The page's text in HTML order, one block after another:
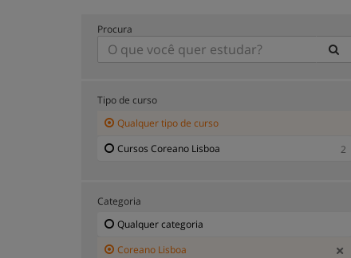
Procura
Tipo de curso
Qualquer tipo de curso
Cursos Coreano Lisboa
2
Categoria
Qualquer categoria
Coreano Lisboa